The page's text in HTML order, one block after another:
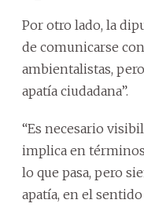
Por otro lado, la
de comunicarse
ambientalistas,
apatía ciudadana”.
“Es necesario
implica en
lo que pasa, pero
apatía, en el